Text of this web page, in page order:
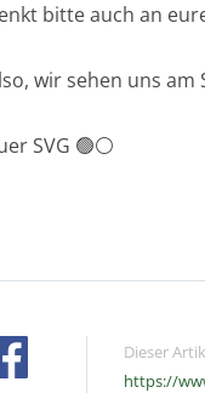
bitte auch an
wir sehen uns am
SVG 🟢⚪️
Dieser
https://